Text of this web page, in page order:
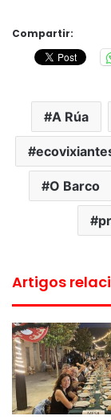
Compartir:
A Rúa
O Barco
Artigos